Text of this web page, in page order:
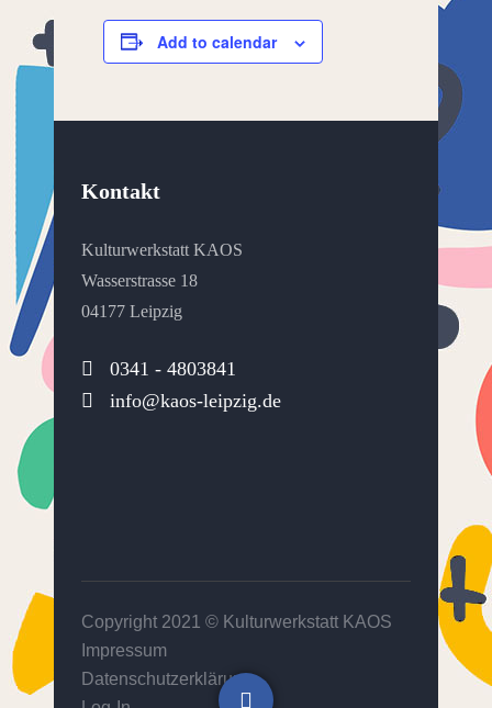
Add to calendar
Kontakt
Kulturwerkstatt KAOS
Wasserstrasse 18
04177 Leipzig
0341 - 4803841
info@kaos-leipzig.de
Copyright 2021 © Kulturwerkstatt KAOS
Impressum
Datenschutzerklärung